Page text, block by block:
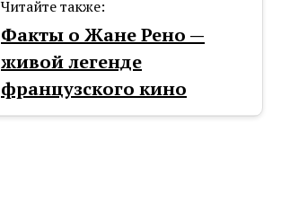
Читайте также:
Факты о Жане Рено —
живой легенде
французского кино